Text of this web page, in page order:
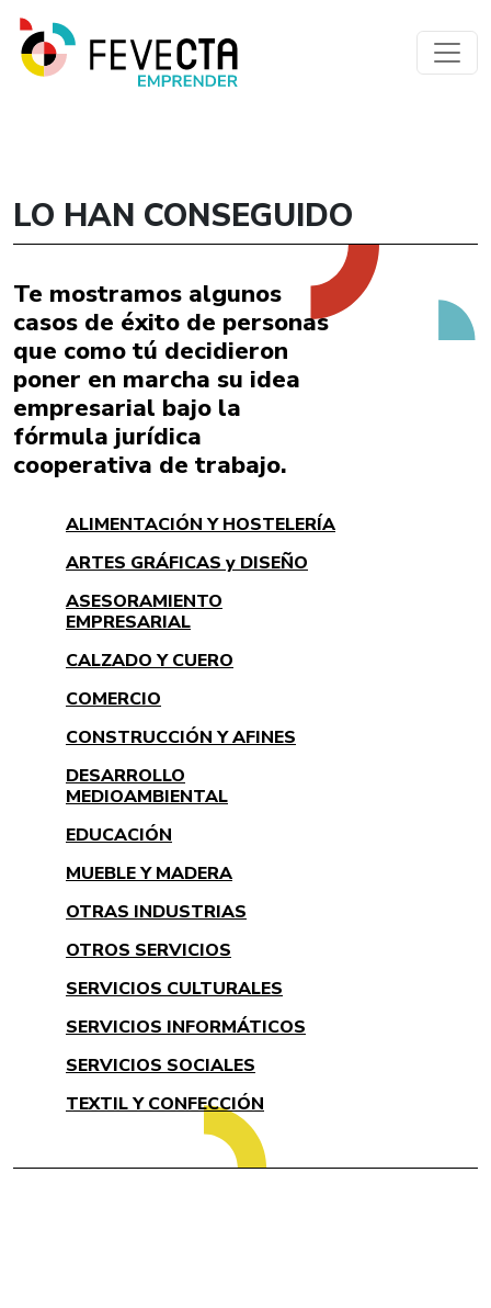
LO HAN CONSEGUIDO
Te mostramos algunos
casos de éxito de personas
que como tú decidieron
poner en marcha su idea
empresarial bajo la
fórmula jurídica
cooperativa de trabajo.
ALIMENTACIÓN Y HOSTELERÍA
ARTES GRÁFICAS y DISEÑO
ASESORAMIENTO
EMPRESARIAL
CALZADO Y CUERO
COMERCIO
CONSTRUCCIÓN Y AFINES
DESARROLLO
MEDIOAMBIENTAL
EDUCACIÓN
MUEBLE Y MADERA
OTRAS INDUSTRIAS
OTROS SERVICIOS
SERVICIOS CULTURALES
SERVICIOS INFORMÁTICOS
SERVICIOS SOCIALES
TEXTIL Y CONFECCIÓN